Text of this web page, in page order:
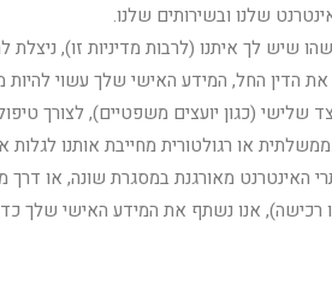
שלנו ובשירותים שלנו.
שיש לך איתנו (לרבות מדיניות זו), ניצלת
הדין החל, המידע האישי שלך עשוי להיות
שלישי (כגון יועצים משפטיים), לצורך
או רגולטורית מחייבת אותנו
האינטרנט מאורגנת במסגרת שונה, או דרך
רכישה), אנו נשתף את המידע האישי שלך